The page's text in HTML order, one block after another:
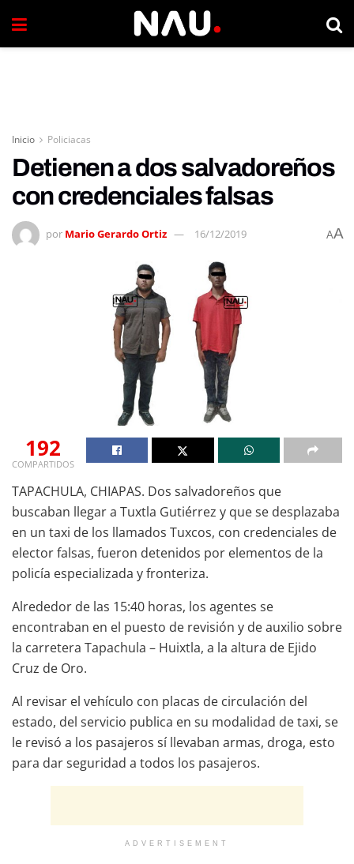
Inicio Policiacas
Detienen a dos salvadoreños
con credenciales falsas
por Mario Gerardo Ortiz 16/12/2019 AA
192
COMPARTIDOS
TAPACHULA, CHIAPAS. Dos salvadoreños que
buscaban llegar a Tuxtla Gutiérrez y que se desplazaba
en un taxi de los llamados Tuxcos, con credenciales de
elector falsas, fueron detenidos por elementos de la
policía especializada y fronteriza.
Alrededor de las 15:40 horas, los agentes se
encontraban en el puesto de revisión y de auxilio sobre
la carretera Tapachula – Huixtla, a la altura de Ejido
Cruz de Oro.
Al revisar el vehículo con placas de circulación del
estado, del servicio publica en su modalidad de taxi, se
le revisó a los pasajeros sí llevaban armas, droga, esto
para dar seguridad a todos los pasajeros.
ADVERTISEMENT